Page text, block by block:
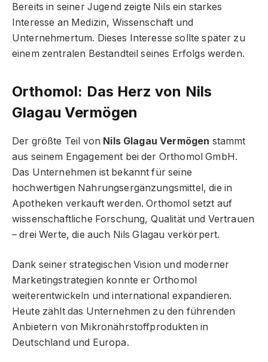
Bereits in seiner Jugend zeigte Nils ein starkes
Interesse an Medizin, Wissenschaft und
Unternehmertum. Dieses Interesse sollte später zu
einem zentralen Bestandteil seines Erfolgs werden.
Orthomol: Das Herz von Nils
Glagau Vermögen
Der größte Teil von Nils Glagau Vermögen stammt
aus seinem Engagement bei der Orthomol GmbH.
Das Unternehmen ist bekannt für seine
hochwertigen Nahrungsergänzungsmittel, die in
Apotheken verkauft werden. Orthomol setzt auf
wissenschaftliche Forschung, Qualität und Vertrauen
– drei Werte, die auch Nils Glagau verkörpert.
Dank seiner strategischen Vision und moderner
Marketingstrategien konnte er Orthomol
weiterentwickeln und international expandieren.
Heute zählt das Unternehmen zu den führenden
Anbietern von Mikronährstoffprodukten in
Deutschland und Europa.